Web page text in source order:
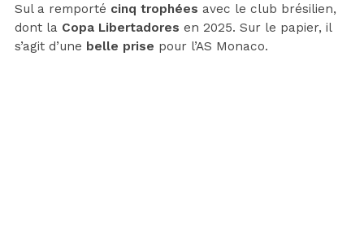
Sul a remporté cinq trophées avec le club brésilien,
dont la Copa Libertadores en 2025. Sur le papier, il
s’agit d’une belle prise pour l’AS Monaco.